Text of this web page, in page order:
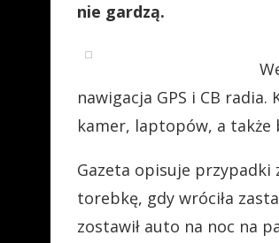
nie gardzą.
nawigacja GPS i CB
kamer, laptopów, a także
Gazeta opisuje przypadki
torebkę, gdy wróciła
zostawił auto na noc na